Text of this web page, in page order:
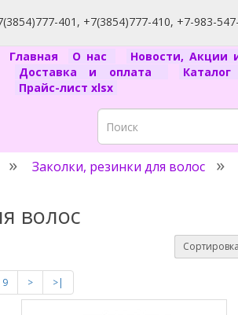
401, +7(3854)777-410, +7-983-
Главная О нас Новости, Акции
Доставка и оплата
Прайс-лист xlsx
Заколки, резинки для волос
волос
9 > >|